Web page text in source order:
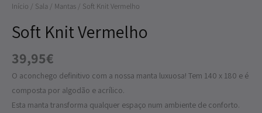
Início / Sala / Mantas / Soft Knit Vermelho
Soft Knit Vermelho
39,95€
O aconchego definitivo com a nossa manta luxuosa! Tem 140 x 180 e é
composta por algodão e acrílico.
Esta manta transforma qualquer espaço num ambiente de conforto.